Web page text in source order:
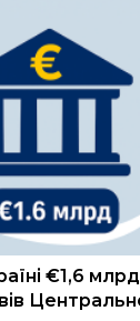
€1,6